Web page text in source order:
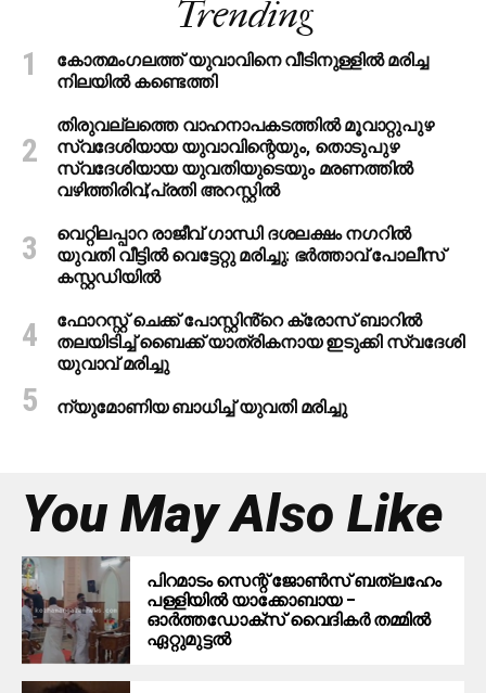
Trending
കോതമംഗലത്ത് യുവാവിനെ വീടിനുള്ളിൽ മരിച്ച
നിലയിൽ കണ്ടെത്തി
തിരുവല്ലത്തെ വാഹനാപകടത്തില്‍ മൂവാറ്റുപുഴ
സ്വദേശിയായ യുവാവിന്റെയും, തൊടുപുഴ
സ്വദേശിയായ യുവതിയുടെയും മരണത്തില്‍
വഴിത്തിരിവ്;പ്രതി അറസ്റ്റില്‍
വെറ്റിലപ്പാറ രാജീവ് ഗാന്ധി ദശലക്ഷം നഗറിൽ
യുവതി വീട്ടിൽ വെട്ടേറ്റു മരിച്ചു: ഭർത്താവ് പോലീസ്
കസ്റ്റഡിയിൽ
ഫോറസ്റ്റ് ചെക്ക് പോസ്റ്റിൻ്റെ ക്രോസ് ബാറില്‍
തലയിടിച്ച് ബൈക്ക് യാത്രികനായ ഇടുക്കി സ്വദേശി
യുവാവ് മരിച്ചു
ന്യുമോണിയ ബാധിച്ച് യുവതി മരിച്ചു
You May Also Like
പിറമാടം സെന്റ് ജോണ്‍സ് ബത്ലഹേം
പള്ളിയില്‍ യാക്കോബായ –
ഓര്‍ത്തഡോക്‌സ് വൈദികര്‍ തമ്മില്‍
ഏറ്റുമുട്ടല്‍